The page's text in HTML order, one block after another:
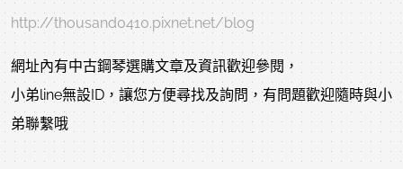
http://thousand0410.pixnet.net/blog
網址內有中古鋼琴選購文章及資訊歡迎參閱，
小弟line無設ID，讓您方便尋找及詢問，有問題歡迎隨時與小
弟聯繫哦